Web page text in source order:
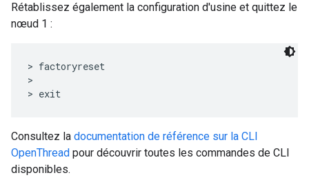
Rétablissez également la configuration d'usine et quittez le
nœud 1 :
> factoryreset
>
Consultez la documentation de référence sur la CLI
OpenThread pour découvrir toutes les commandes de CLI
disponibles.